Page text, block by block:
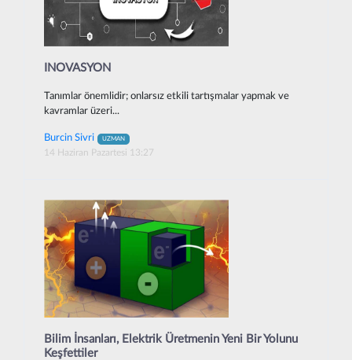
INOVASYON
Tanımlar önemlidir; onlarsız etkili tartışmalar yapmak ve
kavramlar üzeri...
Burcin Sivri UZMAN
14 Haziran Pazartesi 13:27
Bilim İnsanları, Elektrik Üretmenin Yeni Bir Yolunu
Keşfettiler